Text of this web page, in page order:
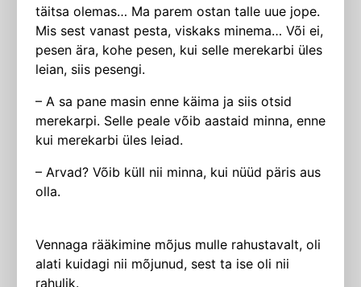
täitsa olemas… Ma parem ostan talle uue jope.
Mis sest vanast pesta, viskaks minema… Või ei,
pesen ära, kohe pesen, kui selle merekarbi üles
leian, siis pesengi.
– A sa pane masin enne käima ja siis otsid
merekarpi. Selle peale võib aastaid minna, enne
kui merekarbi üles leiad.
– Arvad? Võib küll nii minna, kui nüüd päris aus
olla.
Vennaga rääkimine mõjus mulle rahustavalt, oli
alati kuidagi nii mõjunud, sest ta ise oli nii
rahulik.